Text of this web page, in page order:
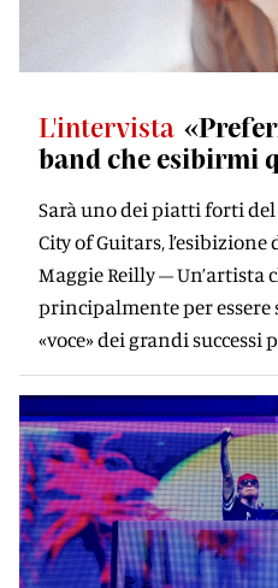
L'intervista
band che esibirmi
Sarà uno dei piatti forti del
City of Guitars,
Maggie Reilly – Un’artista
principalmente per
«voce» dei grandi